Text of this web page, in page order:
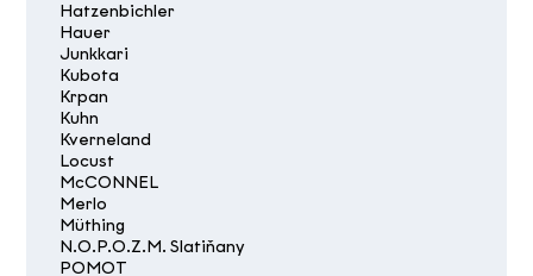
Hatzenbichler
Hauer
Junkkari
Kubota
Krpan
Kuhn
Kverneland
Locust
McCONNEL
Merlo
Müthing
N.O.P.O.Z.M. Slatiňany
POMOT